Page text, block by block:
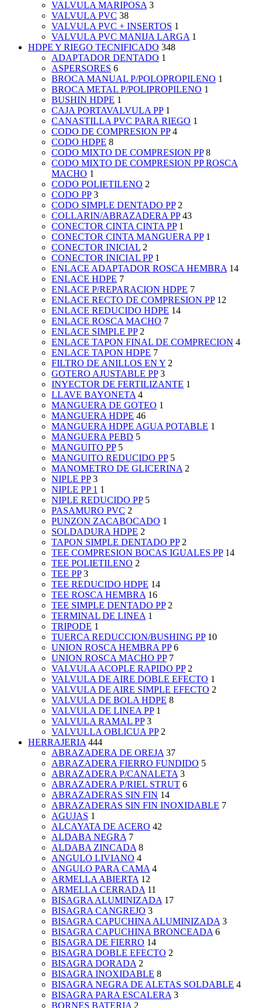
VALVULA MARIPOSA 3
VALVULA PVC 38
VALVULA PVC + INSERTOS 1
VALVULA PVC MANIJA LARGA 1
HDPE Y RIEGO TECNIFICADO 348
ADAPTADOR DENTADO 1
ASPERSORES 6
BROCA MANUAL P/POLOPROPILENO 1
BROCA METAL P/POLIPROPILENO 1
BUSHIN HDPE 1
CAJA PORTAVALVULA PP 1
CANASTILLA PVC PARA RIEGO 1
CODO DE COMPRESION PP 4
CODO HDPE 8
CODO MIXTO DE COMPRESION PP 8
CODO MIXTO DE COMPRESION PP ROSCA
MACHO 1
CODO POLIETILENO 2
CODO PP 3
CODO SIMPLE DENTADO PP 2
COLLARIN/ABRAZADERA PP 43
CONECTOR CINTA CINTA PP 1
CONECTOR CINTA MANGUERA PP 1
CONECTOR INICIAL 2
CONECTOR INICIAL PP 1
ENLACE ADAPTADOR ROSCA HEMBRA 14
ENLACE HDPE 7
ENLACE P/REPARACION HDPE 7
ENLACE RECTO DE COMPRESION PP 12
ENLACE REDUCIDO HDPE 14
ENLACE ROSCA MACHO 7
ENLACE SIMPLE PP 2
ENLACE TAPON FINAL DE COMPRECION 4
ENLACE TAPON HDPE 7
FILTRO DE ANILLOS EN Y 2
GOTERO AJUSTABLE PP 3
INYECTOR DE FERTILIZANTE 1
LLAVE BAYONETA 4
MANGUERA DE GOTEO 1
MANGUERA HDPE 46
MANGUERA HDPE AGUA POTABLE 1
MANGUERA PEBD 5
MANGUITO PP 5
MANGUITO REDUCIDO PP 5
MANOMETRO DE GLICERINA 2
NIPLE PP 3
NIPLE PP 1 1
NIPLE REDUCIDO PP 5
PASAMURO PVC 2
PUNZON ZACABOCADO 1
SOLDADURA HDPE 2
TAPON SIMPLE DENTADO PP 2
TEE COMPRESION BOCAS IGUALES PP 14
TEE POLIETILENO 2
TEE PP 3
TEE REDUCIDO HDPE 14
TEE ROSCA HEMBRA 16
TEE SIMPLE DENTADO PP 2
TERMINAL DE LINEA 1
TRIPODE 1
TUERCA REDUCCION/BUSHING PP 10
UNION ROSCA HEMBRA PP 6
UNION ROSCA MACHO PP 7
VALVULA ACOPLE RAPIDO PP 2
VALVULA DE AIRE DOBLE EFECTO 1
VALVULA DE AIRE SIMPLE EFECTO 2
VALVULA DE BOLA HDPE 8
VALVULA DE LINEA PP 1
VALVULA RAMAL PP 3
VALVULLA OBLICUA PP 2
HERRAJERIA 444
ABRAZADERA DE OREJA 37
ABRAZADERA FIERRO FUNDIDO 5
ABRAZADERA P/CANALETA 3
ABRAZADERA P/RIEL STRUT 6
ABRAZADERAS SIN FIN 14
ABRAZADERAS SIN FIN INOXIDABLE 7
AGUJAS 1
ALCAYATA DE ACERO 42
ALDABA NEGRA 7
ALDABA ZINCADA 8
ANGULO LIVIANO 4
ANGULO PARA CAMA 4
ARMELLA ABIERTA 12
ARMELLA CERRADA 11
BISAGRA ALUMINIZADA 17
BISAGRA CANGREJO 3
BISAGRA CAPUCHINA ALUMINIZADA 3
BISAGRA CAPUCHINA BRONCEADA 6
BISAGRA DE FIERRO 14
BISAGRA DOBLE EFECTO 2
BISAGRA DORADA 2
BISAGRA INOXIDABLE 8
BISAGRA NEGRA DE ALETAS SOLDABLE 4
BISAGRA PARA ESCALERA 3
BORNES BATERIA 2